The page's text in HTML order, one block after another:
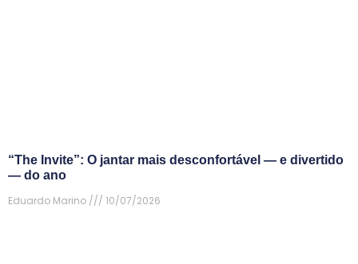
“The Invite”: O jantar mais desconfortável — e divertido
— do ano
Eduardo Marino
10/07/2026